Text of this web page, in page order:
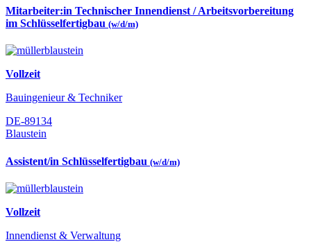
Mitarbeiter:in Technischer Innendienst / Arbeitsvorbereitung
im Schlüsselfertigbau (w/d/m)
Vollzeit
Bauingenieur & Techniker
DE-89134
Blaustein
Assistent/in Schlüsselfertigbau (w/d/m)
Vollzeit
Innendienst & Verwaltung